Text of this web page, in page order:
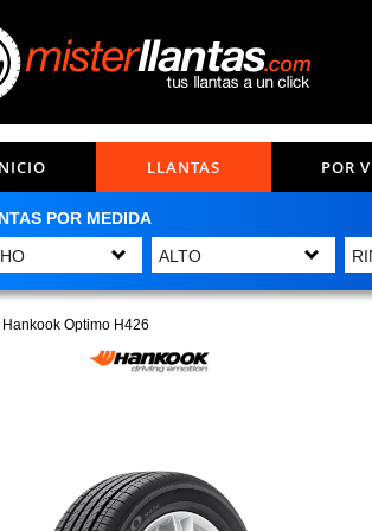
LLANTAS POR
POR MEDIDA
Hankook Optimo H426